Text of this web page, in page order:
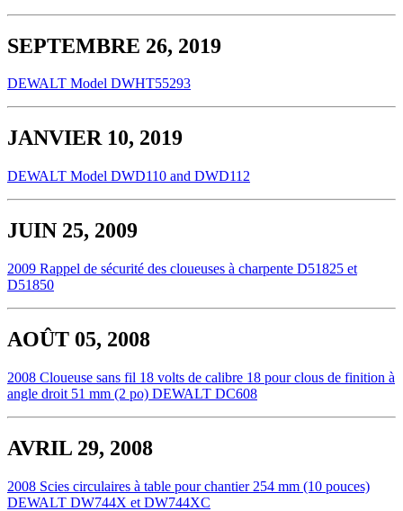
SEPTEMBRE 26, 2019
DEWALT Model DWHT55293
JANVIER 10, 2019
DEWALT Model DWD110 and DWD112
JUIN 25, 2009
2009 Rappel de sécurité des cloueuses à charpente D51825 et
D51850
AOÛT 05, 2008
2008 Cloueuse sans fil 18 volts de calibre 18 pour clous de finition à
angle droit 51 mm (2 po) DEWALT DC608
AVRIL 29, 2008
2008 Scies circulaires à table pour chantier 254 mm (10 pouces)
DEWALT DW744X et DW744XC